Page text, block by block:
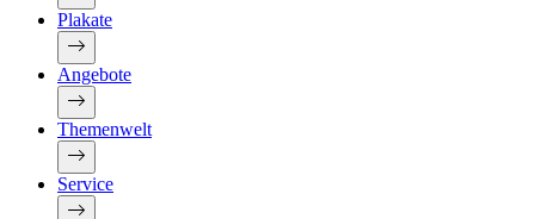
Plakate
Angebote
Themenwelt
Service